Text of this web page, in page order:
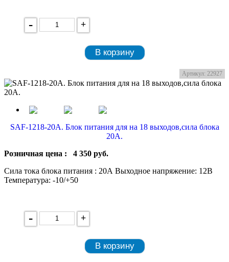
- +
В корзину
Артикул: 22927
SAF-1218-20A. Блок питания для на 18 выходов,сила блока
20А.
Розничная цена : 4 350 руб.
Сила тока блока питания : 20А Выходное напряжение: 12В
Температура: -10/+50
- +
В корзину